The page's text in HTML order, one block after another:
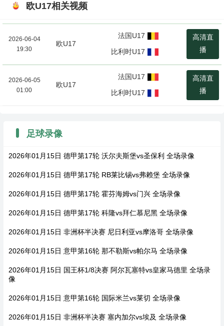
欧U17相关视频
2026-06-04
19:30
欧U17
法国U17
比利时U17
高清直
播
2026-06-05
01:00
欧U17
法国U17
比利时U17
高清直
播
足球录像
2026年01月15日 德甲第17轮 沃尔夫斯堡vs圣保利 全场录像
2026年01月15日 德甲第17轮 RB莱比锡vs弗赖堡 全场录像
2026年01月15日 德甲第17轮 霍芬海姆vs门兴 全场录像
2026年01月15日 德甲第17轮 科隆vs拜仁慕尼黑 全场录像
2026年01月15日 非洲杯半决赛 尼日利亚vs摩洛哥 全场录像
2026年01月15日 意甲第16轮 那不勒斯vs帕尔马 全场录像
2026年01月15日 国王杯1/8决赛 阿尔瓦塞特vs皇家马德里 全场录
像
2026年01月15日 意甲第16轮 国际米兰vs莱切 全场录像
2026年01月15日 非洲杯半决赛 塞内加尔vs埃及 全场录像